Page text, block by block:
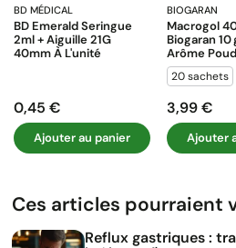
BD MÉDICAL
BD Emerald Seringue
2ml + Aiguille 21G
40mm À L'unité
Prix
0,45 €
Ajouter au panier
BIOGARAN
Macrogol
Biogaran 10
Arôme
20 sachets
Prix
3,99 €
Ajouter
Ces articles pourraient
Reflux gastriques :